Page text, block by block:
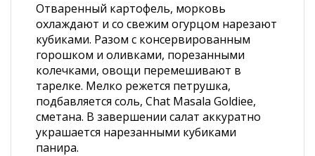
Отваренный картофель, морковь
охлаждают и со свежим огурцом нарезают
кубиками. Разом с консервированным
горошком и оливками, порезанными
колечками, овощи перемешивают в
тарелке. Мелко режется петрушка,
подбавляется соль, Chat Masala Goldiee,
сметана. В завершении салат аккуратно
украшается нарезанными кубиками
панира.